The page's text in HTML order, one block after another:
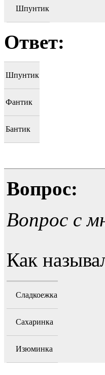
Шпунтик
Ответ:
Шпунтик
Фантик
Бантик
Вопрос:
Вопрос с
Как
Сладкоежка
Сахаринка
Изюминка